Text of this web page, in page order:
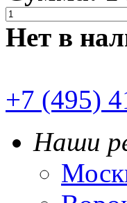
Нет в
+7 (495)
Наши